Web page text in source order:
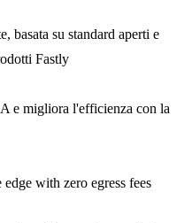
basata su standard aperti e
Fastly
e migliora l'efficienza con la
with zero egress fees